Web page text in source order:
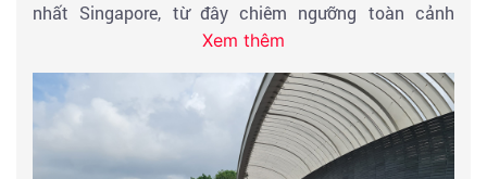
nhất Singapore, từ đây chiêm ngưỡng toàn cảnh
Singapore và đảo Sentosa.
Tham quantrung tâm vàng bạc đá quý cao cấp hàng
đầu tại Singapore,
cửa hàng dầu gió nổi tiếng Sing
Garden By The Bay– vườn siêu cây với 18
Xem thêm